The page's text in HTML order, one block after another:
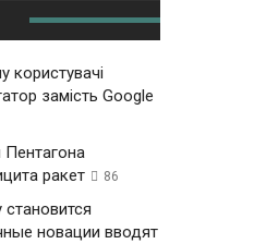
користувачі
замість Google
Пентагона
ракет
86
новации вводят